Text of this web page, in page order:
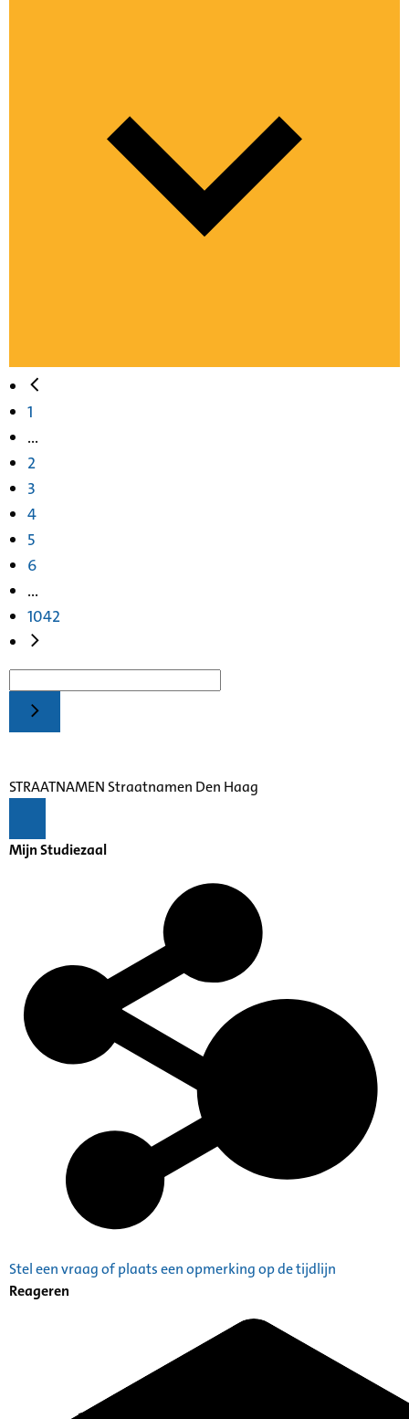
1
...
2
3
4
5
6
...
1042
STRAATNAMEN Straatnamen Den Haag
Mijn Studiezaal
Stel een vraag of plaats een opmerking op de tijdlijn
Reageren